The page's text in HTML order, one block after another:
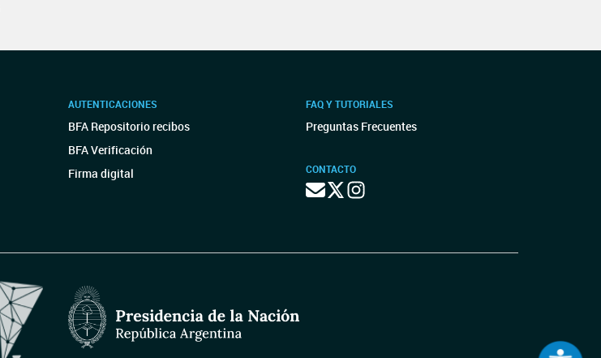
AUTENTICACIONES
BFA Repositorio recibos
BFA Verificación
Firma digital
FAQ Y TUTORIALES
Preguntas Frecuentes
CONTACTO